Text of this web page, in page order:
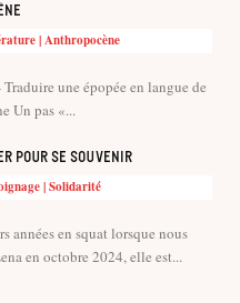
| Anthropocène
Traduire une épopée en langue de
Un pas «...
pour se souvenir
| Solidarité
années en squat lorsque nous
en octobre 2024, elle est...